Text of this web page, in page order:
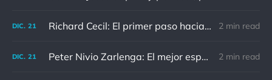
DIC. 21 Richard Cecil: El primer paso hacia el conocimiento es saber que somos ignorantes. 2 min read
DIC. 21 Peter Nivio Zarlenga: El mejor espejo es un viejo amigo. 2 min read